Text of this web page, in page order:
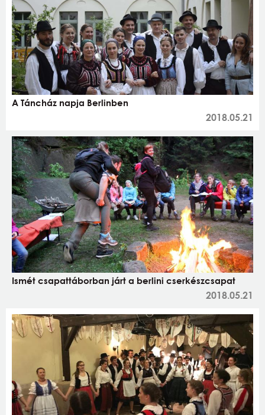
A Táncház napja Berlinben
2018.05.21
Ismét csapattáborban járt a berlini cserkészcsapat
2018.05.21